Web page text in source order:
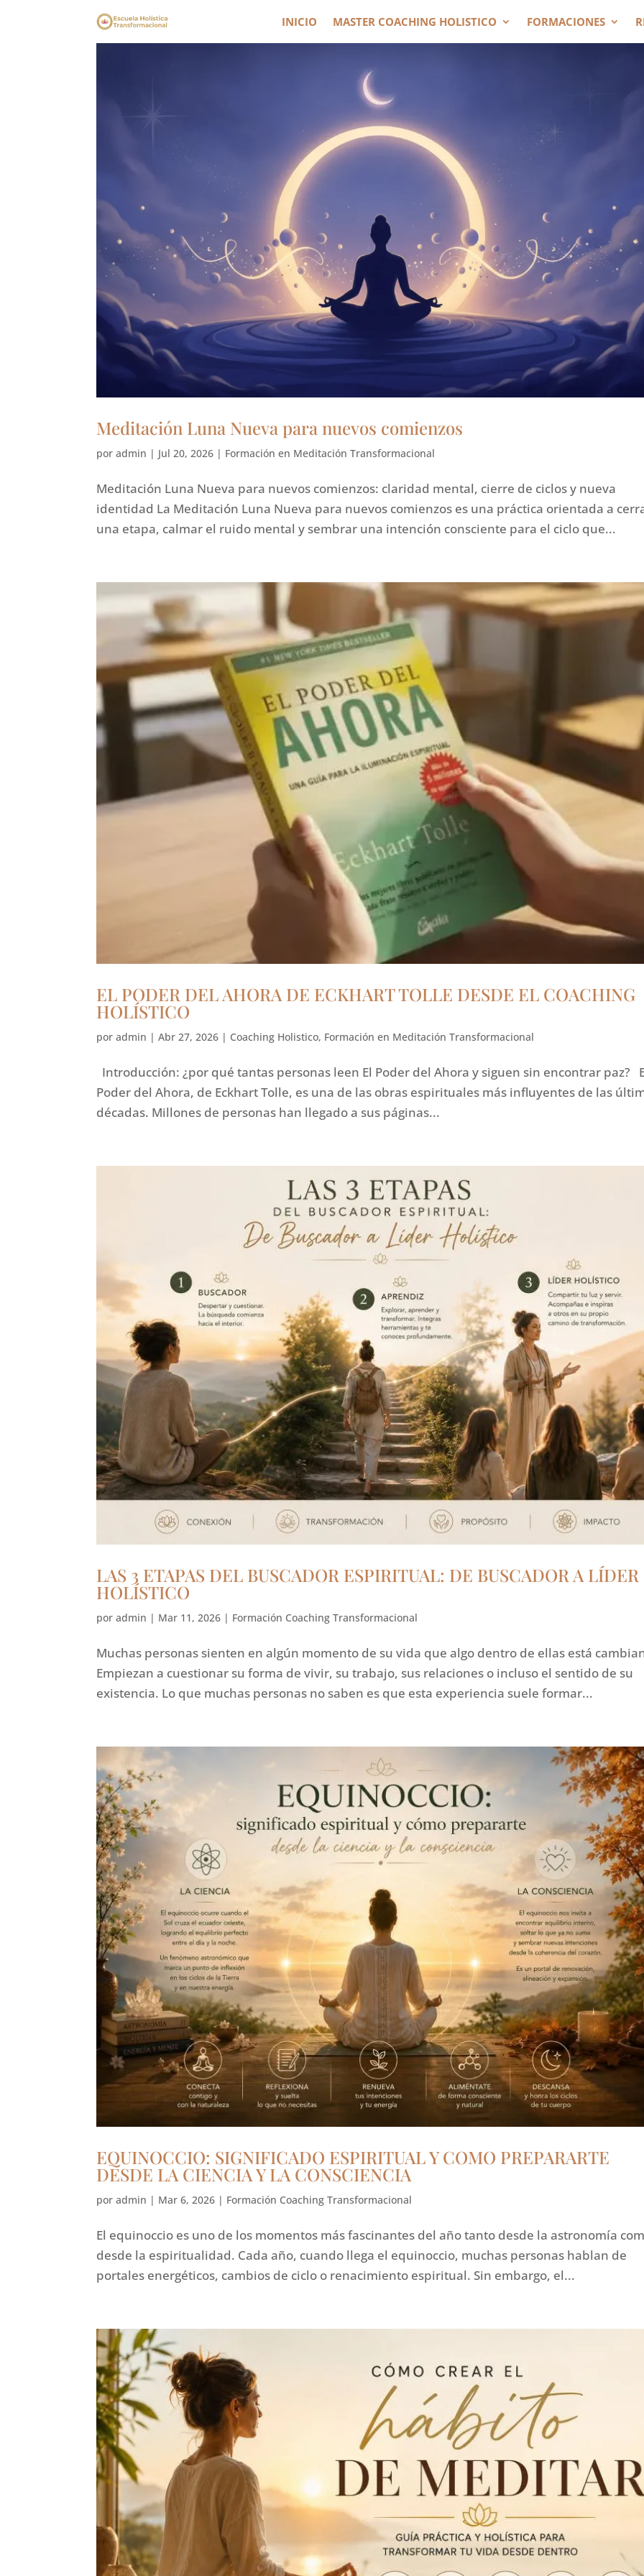
INICIO MASTER COACHING HOLISTICO FORMACIONES
Meditación Luna Nueva para nuevos comienzos
poradmin | Jul 20, 2026 | Formación en Meditación Transformacional
Meditación Luna Nueva para nuevos comienzos: claridad mental, cierre de ciclos y nueva
identidad La Meditación Luna Nueva para nuevos comienzos es una práctica orientada a
una etapa, calmar el ruido mental y sembrar una intención consciente para el ciclo que...
EL PODER DEL AHORA DE ECKHART TOLLE DESDE EL COACHING
HOLÍSTICO
poradmin |Abr 27, 2026 | Coaching Holistico, Formación en Meditación Transformacional
Introducción: ¿por qué tantas personas leen El Poder del Ahora y siguen sin encontrar paz?
Poder del Ahora, de Eckhart Tolle, es una de las obras espirituales más influyentes de las
décadas. Millones de personas han llegado a sus páginas...
LAS 3 ETAPAS DEL BUSCADOR ESPIRITUAL: DE BUSCADOR A LÍDER
HOLÍSTICO
poradmin | Mar 11, 2026 | Formación Coaching Transformacional
Muchas personas sienten en algún momento de su vida que algo dentro de ellas está
Empiezan a cuestionar su forma de vivir, su trabajo, sus relaciones o incluso el sentido de su
existencia. Lo que muchas personas no saben es que esta experiencia suele formar...
EQUINOCCIO: SIGNIFICADO ESPIRITUAL Y COMO PREPARARTE
DESDE LA CIENCIA Y LA CONSCIENCIA
poradmin | Mar 6, 2026 | Formación Coaching Transformacional
El equinoccio es uno de los momentos más fascinantes del año tanto desde la astronomía
desde la espiritualidad. Cada año, cuando llega el equinoccio, muchas personas hablan de
portales energéticos, cambios de ciclo o renacimiento espiritual. Sin embargo, el...